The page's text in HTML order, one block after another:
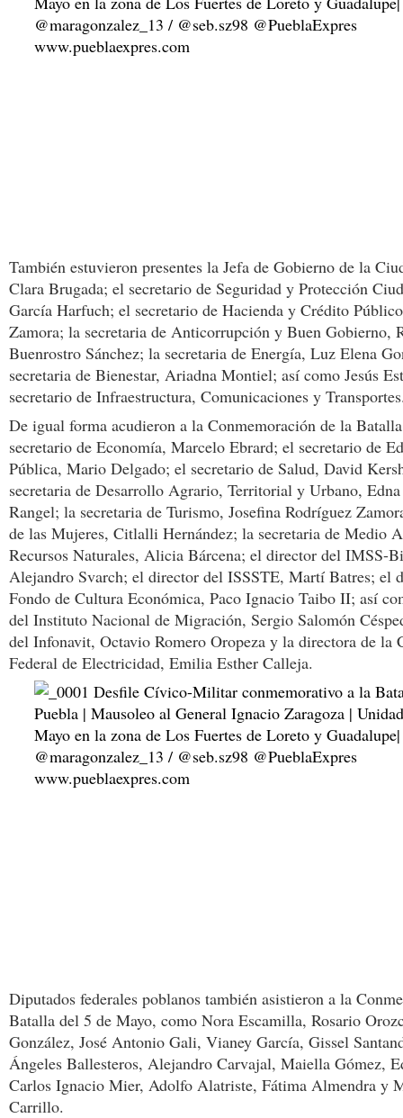
También estuvieron presentes la Jefa de Gobierno de la
Clara Brugada; el secretario de Seguridad y Protección
García Harfuch; el secretario de Hacienda y Crédito
Zamora; la secretaria de Anticorrupción y Buen Gobierno,
Buenrostro Sánchez; la secretaria de Energía, Luz Elena
secretaria de Bienestar, Ariadna Montiel; así como Jesús
secretario de Infraestructura, Comunicaciones y
De igual forma acudieron a la Conmemoración de la
secretario de Economía, Marcelo Ebrard; el secretario de
Pública, Mario Delgado; el secretario de Salud, David
secretaria de Desarrollo Agrario, Territorial y Urbano,
Rangel; la secretaria de Turismo, Josefina Rodríguez
de las Mujeres, Citlalli Hernández; la secretaria de Medio
Recursos Naturales, Alicia Bárcena; el director del IMSS-
Alejandro Svarch; el director del ISSSTE, Martí Batres; el
Fondo de Cultura Económica, Paco Ignacio Taibo II; así
del Instituto Nacional de Migración, Sergio Salomón
del Infonavit, Octavio Romero Oropeza y la directora de la
Federal de Electricidad, Emilia Esther Calleja.
Diputados federales poblanos también asistieron a la
Batalla del 5 de Mayo, como Nora Escamilla, Rosario
González, José Antonio Gali, Vianey García, Gissel
Ángeles Ballesteros, Alejandro Carvajal, Maiella Gómez,
Carlos Ignacio Mier, Adolfo Alatriste, Fátima Almendra y
Carrillo.